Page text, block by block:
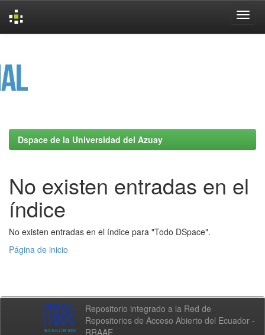
Dspace de la Universidad del Azuay
No existen entradas en el
índice
No existen entradas en el índice para "Todo DSpace".
Página de inicio
Repositorio integrado a la Red de
Repositorios de Acceso Abierto del Ecuador -
RRAAE